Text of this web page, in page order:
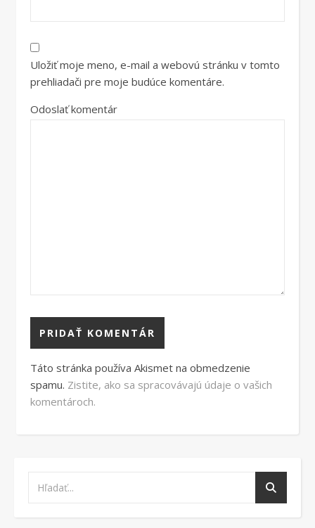
Uložiť moje meno, e-mail a webovú stránku v tomto
prehliadači pre moje budúce komentáre.
Odoslať komentár
Táto stránka používa Akismet na obmedzenie
spamu. Zistite, ako sa spracovávajú údaje o vašich
komentároch.